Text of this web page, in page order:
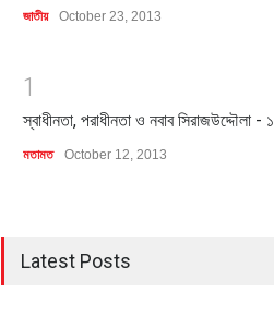
জাতীয় October 23, 2013
1
স্বাধীনতা, পরাধীনতা ও নবাব সিরাজউদ্দৌলা - ১
মতামত October 12, 2013
Latest Posts